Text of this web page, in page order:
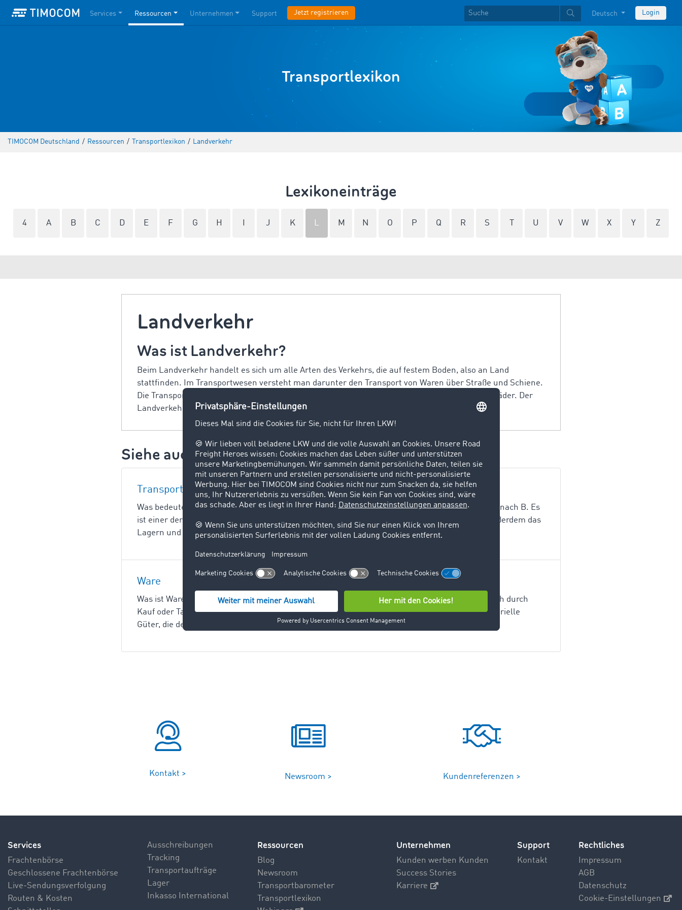
Services Ressourcen Unternehmen Support Jetzt registrieren Deutsch Login
Transportlexikon
TIMOCOM Deutschland / Ressourcen / Transportlexikon / Landverkehr
Lexikoneinträge
4 A B C D E F G H J K L M N O P Q R S U V W X Y Z
Landverkehr
Was ist Landverkehr?
Beim Landverkehr handelt es sich um alle Arten des Verkehrs, die auf festem Boden, also an Land
stattfinden. Im Transportwesen versteht man darunter den Transport von Waren über Straße und Schiene.
Die Transportmittel des Landverkehrs sind der LKW, der PKW und die Bahn, aber auch Lastenräder. Der
Landverkehr ist die älteste aller Verkehrsarten.
Siehe auch:
Transport
Was bedeutet Transport? Bei einem Transport befördern Fahrzeuge Personen oder Güter von A nach B. Es
ist einer der drei Hauptprozesse in der Logistik. Zu den sogenannten TUL-Prozessen zählen außerdem das
Lagern und Umschlagen. Durch die Vielzahl an logistischen
Ware
Was ist Ware? Ware ist ein bewegliches Produkt und bezeichnet ein Erzeugnis, das ausschließlich durch
Kauf oder Tausch erwerbbar ist. Nach wirtschaftswissenschaftlicher Definition sind Waren materielle
Güter, die der Befriedigung bestimmter menschlicher
Kontakt > Newsroom > Kundenreferenzen >
Services
Frachtenbörse
Geschlossene Frachtenbörse
Live-Sendungsverfolgung
Routen & Kosten
Ausschreibungen
Tracking
Transportaufträge
Lager
Inkasso International
Ressourcen
Blog
Newsroom
Transportbarometer
Transportlexikon
Unternehmen
Kunden werben Kunden
Success Stories
Karriere
Support
Kontakt
Rechtliches
Impressum
AGB
Datenschutz
Cookie-Einstellungen